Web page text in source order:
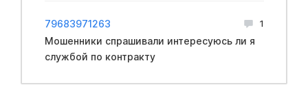
79683971263 1
Мошенники спрашивали интересуюсь ли я
службой по контракту